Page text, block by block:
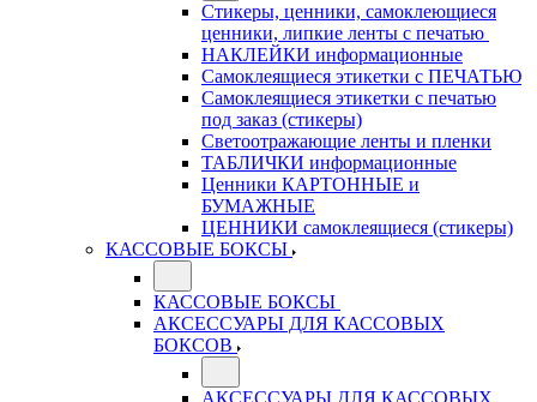
Стикеры, ценники, самоклеющиеся
ценники, липкие ленты с печатью
НАКЛЕЙКИ информационные
Самоклеящиеся этикетки с ПЕЧАТЬЮ
Самоклеящиеся этикетки с печатью
под заказ (стикеры)
Светоотражающие ленты и пленки
ТАБЛИЧКИ информационные
Ценники КАРТОННЫЕ и
БУМАЖНЫЕ
ЦЕННИКИ самоклеящиеся (стикеры)
КАССОВЫЕ БОКСЫ
КАССОВЫЕ БОКСЫ
АКСЕССУАРЫ ДЛЯ КАССОВЫХ
БОКСОВ
АКСЕССУАРЫ ДЛЯ КАССОВЫХ